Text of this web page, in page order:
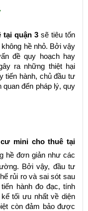
tại quận 3sẽ tiêu tốn
hề nhỏ. Bởi vậy
đề quy hoạch hay
ra những thiệt hại
tiến hành, chủ đầu tư
đến pháp lý, quy
mini cho thuê tại
hề đơn giản như các
Bởi vậy, đầu tư
rủi ro và sai sót sau
hành đo đạc, tính
tối ưu nhất về diện
còn đảm bảo được